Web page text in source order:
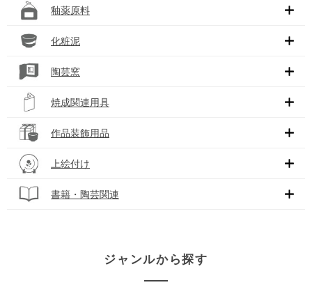
釉薬原料
化粧泥
陶芸窯
焼成関連用具
作品装飾用品
上絵付け
書籍・陶芸関連
ジャンルから探す